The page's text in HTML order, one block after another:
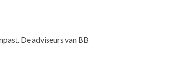
De adviseurs van BB